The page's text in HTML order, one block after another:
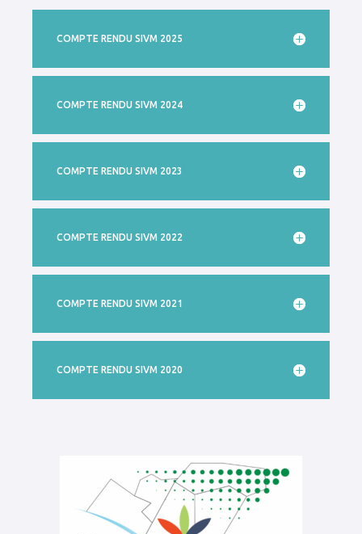
COMPTE RENDU SIVM 2025
COMPTE RENDU SIVM 2024
COMPTE RENDU SIVM 2023
COMPTE RENDU SIVM 2022
COMPTE RENDU SIVM 2021
COMPTE RENDU SIVM 2020